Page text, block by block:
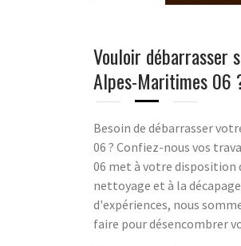
Vouloir débarrasser
Alpes-Maritimes 06
Besoin de débarrasser
06 ? Confiez-nous vos
06 met à votre disposition
nettoyage et à la
d'expériences, nous
faire pour désencombrer